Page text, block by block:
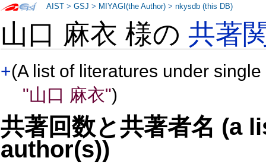
山口 麻衣 様の共著
+(A list of literatures under
"山口 麻衣")
共著回数と共著者名 (a
author(s))
AIST >GSJ > MIYAGI(the Author) >nkysdb (this DB)